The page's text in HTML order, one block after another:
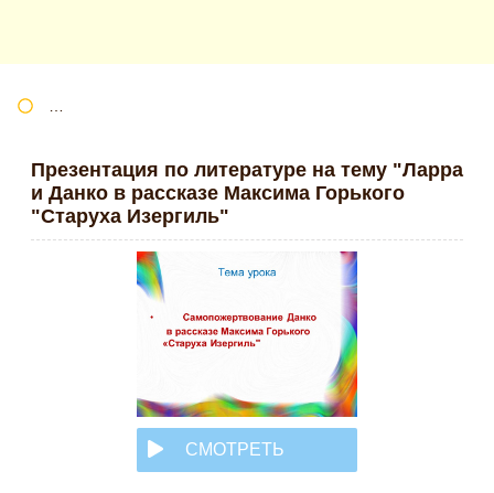
Презентация по литературе на тему "Ларра
и Данко в рассказе Максима Горького
"Старуха Изергиль"
СМОТРЕТЬ